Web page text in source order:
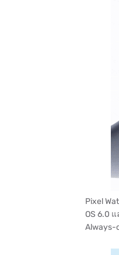
Pixel
OS 6.0
Always-